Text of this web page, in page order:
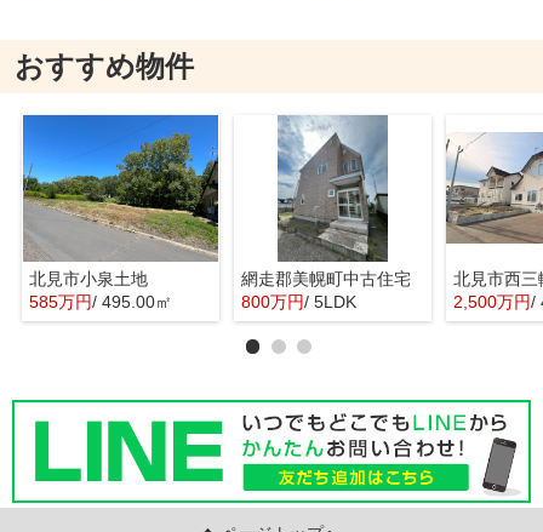
おすすめ物件
北見市小泉土地
585万円/ 495.00㎡
網走郡美幌町中古住宅
800万円/ 5LDK
北見市西三
2,500万円/